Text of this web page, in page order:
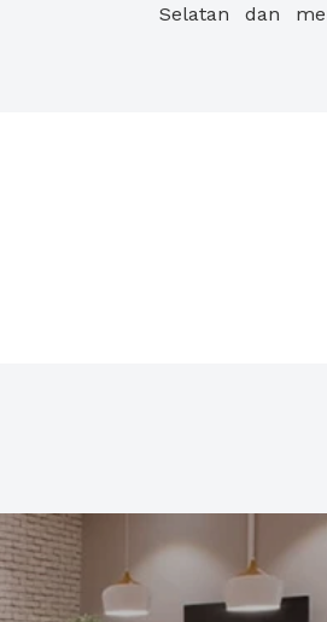
Selatan dan